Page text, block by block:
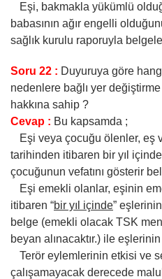
Eşi, bakmakla yükümlü
babasının ağır engelli
sağlık kurulu raporuyla
Soru 22 : Duyuruya göre
nedenlere bağlı yer
hakkına sahip ?
Cevap : Bu kapsamda ;
Eşi veya çocuğu ölenler, eş
tarihinden itibaren bir yıl
çocuğunun vefatını gösterir
Eşi emekli olanlar, eşinin
itibaren “bir yıl içinde”
belge (emekli olacak TSK
beyan alınacaktır.) ile
Terör eylemlerinin etkisi ve
çalışamayacak derecede